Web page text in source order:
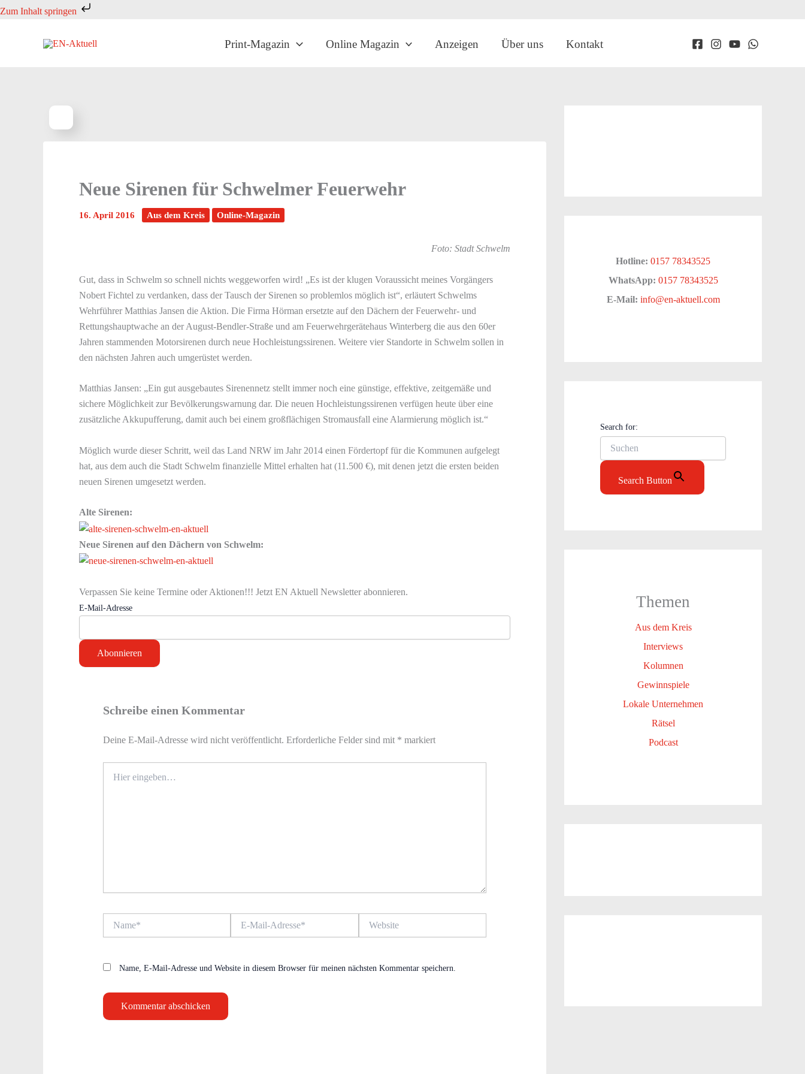
Zum Inhalt springen
Zum
Print-Magazin Online Magazin Anzeigen Über uns Kontakt
Neue Sirenen für Schwelmer Feuerwehr
16. April 2016 Aus dem Kreis Online-Magazin
Foto: Stadt Schwelm
Gut, dass in Schwelm so schnell nichts weggeworfen wird! „Es ist der klugen Voraussicht meines Vorgängers
Nobert Fichtel zu verdanken, dass der Tausch der Sirenen so problemlos möglich ist“, erläutert Schwelms
Wehrführer Matthias Jansen die Aktion. Die Firma Hörman ersetzte auf den Dächern der Feuerwehr- und
Rettungshauptwache an der August-Bendler-Straße und am Feuerwehrgerätehaus Winterberg die aus den 60er
Jahren stammenden Motorsirenen durch neue Hochleistungssirenen. Weitere vier Standorte in Schwelm sollen in
den nächsten Jahren auch umgerüstet werden.
Matthias Jansen: „Ein gut ausgebautes Sirenennetz stellt immer noch eine günstige, effektive, zeitgemäße und
sichere Möglichkeit zur Bevölkerungswarnung dar. Die neuen Hochleistungssirenen verfügen heute über eine
zusätzliche Akkupufferung, damit auch bei einem großflächigen Stromausfall eine Alarmierung möglich ist.“
Möglich wurde dieser Schritt, weil das Land NRW im Jahr 2014 einen Fördertopf für die Kommunen aufgelegt
hat, aus dem auch die Stadt Schwelm finanzielle Mittel erhalten hat (11.500 €), mit denen jetzt die ersten beiden
neuen Sirenen umgesetzt werden.
Alte Sirenen:
Neue Sirenen auf den Dächern von Schwelm:
Verpassen Sie keine Termine oder Aktionen!!! Jetzt EN Aktuell Newsletter abonnieren.
E-Mail-Adresse
Schreibe einen Kommentar
Deine E-Mail-Adresse wird nicht veröffentlicht. Erforderliche Felder sind mit * markiert
eingeben…
Mail-
Name, E-Mail-Adresse und Website in diesem Browser für meinen nächsten Kommentar speichern.
Hotline: 0157 78343525
WhatsApp: 0157 78343525
E-Mail: info@en-aktuell.com
Search for:
Search Button
Themen
Aus dem Kreis
Interviews
Kolumnen
Gewinnspiele
Lokale Unternehmen
Rätsel
Podcast